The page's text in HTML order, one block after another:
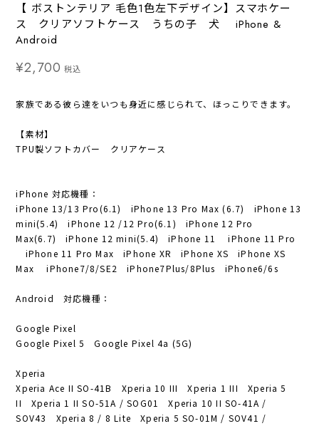
【 ボストンテリア 毛色1色左下デザイン】スマホケー
ス クリアソフトケース うちの子 犬 iPhone &
Android
¥2,700 税込
家族である彼ら達をいつも身近に感じられて、ほっこりできます。
【素材】
TPU製ソフトカバー クリアケース
iPhone 対応機種：
iPhone 13/13 Pro(6.1) iPhone 13 Pro Max (6.7) iPhone 13
mini(5.4) iPhone 12 /12 Pro(6.1) iPhone 12 Pro
Max(6.7) iPhone 12 mini(5.4) iPhone 11 iPhone 11 Pro
iPhone 11 Pro Max iPhone XR iPhone XS iPhone XS
Max iPhone7/8/SE2 iPhone7Plus/8Plus iPhone6/6s
Android 対応機種：
Google Pixel
Google Pixel 5 Google Pixel 4a (5G)
Xperia
Xperia Ace II SO-41B Xperia 10 III Xperia 1 III Xperia 5
II Xperia 1 II SO-51A / SOG01 Xperia 10 II SO-41A /
SOV43 Xperia 8 / 8 Lite Xperia 5 SO-01M / SOV41 /